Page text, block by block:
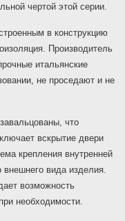
чертой этой серии.
в конструкцию
Производитель
итальянские
не проседают и не
что
вскрытие двери
крепления внутренней
внешнего вида изделия.
возможность
необходимости.